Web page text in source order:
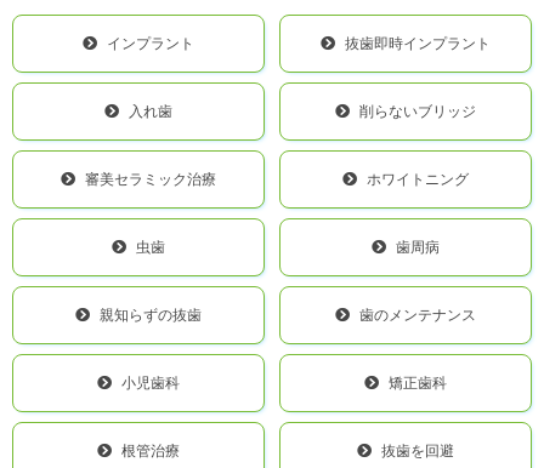
インプラント 抜歯即時インプラント
入れ歯 削らないブリッジ
審美セラミック治療 ホワイトニング
虫歯 歯周病
親知らずの抜歯 歯のメンテナンス
小児歯科 矯正歯科
根管治療 抜歯を回避